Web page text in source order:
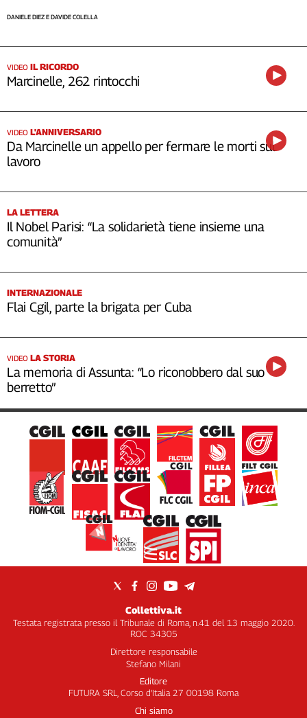
DANIELE DIEZ E DAVIDE COLELLA
VIDEO IL RICORDO
Marcinelle, 262 rintocchi
VIDEO L'ANNIVERSARIO
Da Marcinelle un appello per fermare le morti sul
lavoro
LA LETTERA
Il Nobel Parisi: “La solidarietà tiene insieme una
comunità”
INTERNAZIONALE
Flai Cgil, parte la brigata per Cuba
VIDEO LA STORIA
La memoria di Assunta: “Lo riconobbero dal suo
berretto”
Collettiva.it
Testata registrata presso il Tribunale di Roma, n.41 del 13 maggio 2020.
ROC 34305
Direttore responsabile
Stefano Milani
Editore
FUTURA SRL, Corso d’Italia 27 00198 Roma
Chi siamo